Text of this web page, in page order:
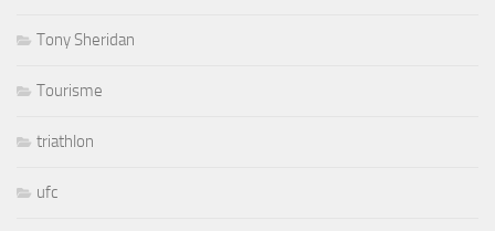
Tony Sheridan
Tourisme
triathlon
ufc